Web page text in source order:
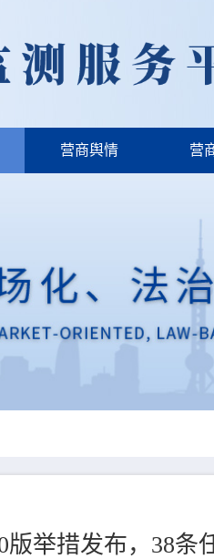
营商舆情 营
举措发布，38条